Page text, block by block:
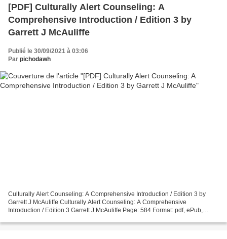
[PDF] Culturally Alert Counseling: A
Comprehensive Introduction / Edition 3 by
Garrett J McAuliffe
Publié le 30/09/2021 à 03:06
Par pichodawh
Culturally Alert Counseling: A Comprehensive Introduction / Edition 3 by
Garrett J McAuliffe Culturally Alert Counseling: A Comprehensive
Introduction / Edition 3 Garrett J McAuliffe Page: 584 Format: pdf, ePub,